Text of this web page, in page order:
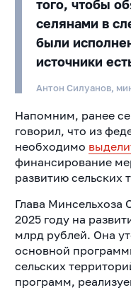
того, чтобы
селянами в
были
источники
Антон Силуанов,
Напомним, ранее
говорил, что из
необходимо
финансирование
развитию сельских
Глава Минсельхоза
2025 году на
млрд рублей. Она
основной
сельских
программ,